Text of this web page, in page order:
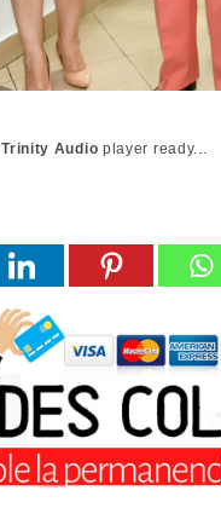
Trinity Audio player ready...